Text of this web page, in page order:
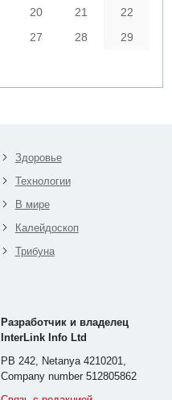
20 21
22
27 28
29
Здоровье
Технологии
В мире
Калейдоскоп
Трибуна
Разработчик и владелец
InterLink Info Ltd
PB 242, Netanya 4210201,
Company number 512805862